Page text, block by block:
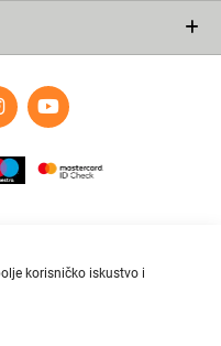
korisničko iskustvo i